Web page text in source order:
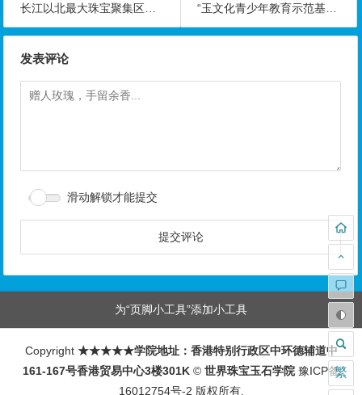
长江以北最大珠宝聚集区调查：生意太差 商户撤离
“玉文化青少年教育示范基地”在北京平西府中心小学揭牌
发表评论
滑动解锁才能提交
为“页脚小工具”添加小工具
Copyright ★★★★★学院地址：香港特别行政区中环德辅道中
161-167号香港贸易中心3楼301K © 世界珠宝玉石学院 豫ICP备
16012754号-2 版权所有.
繁